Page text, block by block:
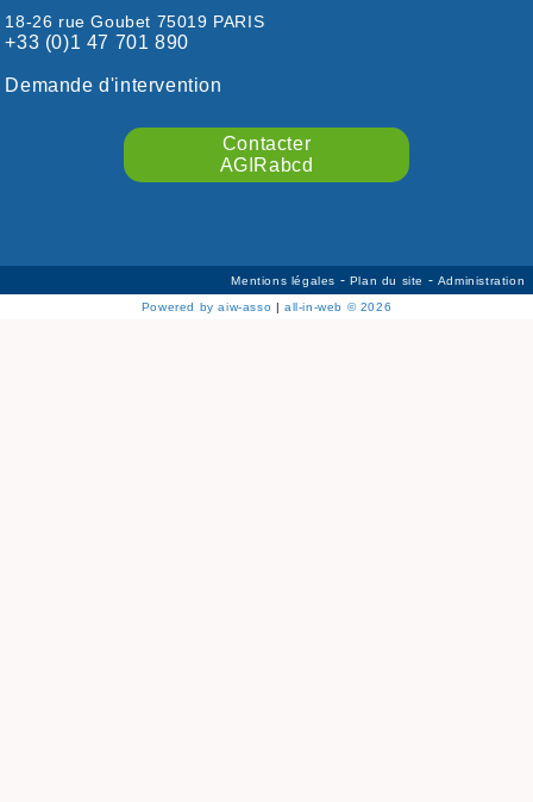
HAUTES-PYRÉNÉES
HÉRAULT
ILLE ET VILAINE
LOIRE / OCÉAN
MANCHE
MARNE
MEURTHE-ET-MOSELLE
18-26 rue Goubet 75019 PARIS
+33 (0)1 47 701 890
Demande d'intervention
Contacter
AGIRabcd
Mentions légales - Plan du site - Administration
Powered by aiw-asso | all-in-web © 2026